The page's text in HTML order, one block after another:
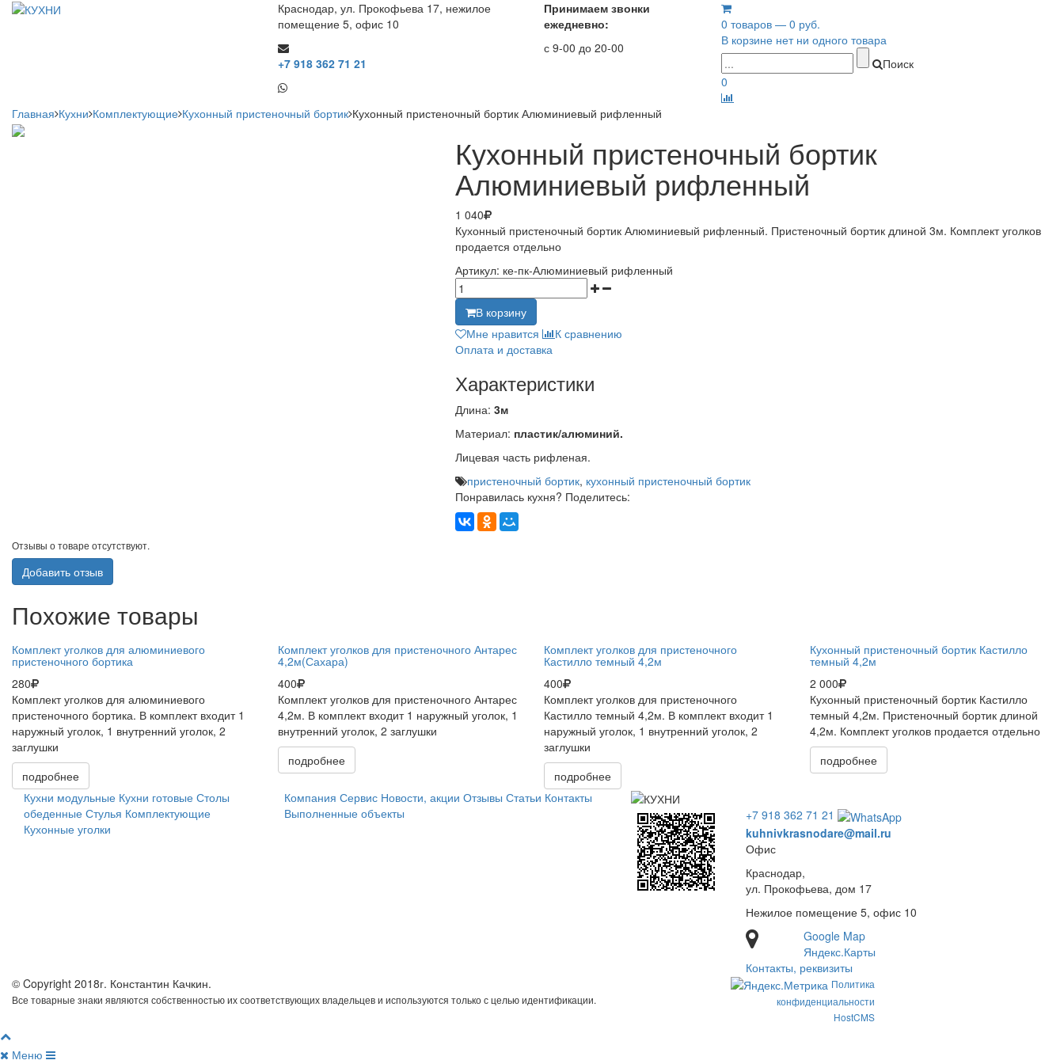
Краснодар, ул. Прокофьева 17, нежилое
помещение 5, офис 10
+7 918 362 71 21
Принимаем звонки
ежедневно:
с 9-00 до 20-00
0 товаров — 0 руб.
В корзине нет ни одного товара
Поиск
0
Главная Кухни Комплектующие Кухонный пристеночный бортик Кухонный пристеночный бортик Алюминиевый рифленный
Кухонный пристеночный бортик
Алюминиевый рифленный
1 040
Кухонный пристеночный бортик Алюминиевый рифленный. Пристеночный бортик длиной 3м. Комплект уголков
продается отдельно
Артикул: ке-пк-Алюминиевый рифленный
В корзину
Мне нравится
К сравнению
Оплата и доставка
Характеристики
Длина: 3м
Материал: пластик/алюминий.
Лицевая часть рифленая.
пристеночный бортик, кухонный пристеночный бортик
Понравилась кухня? Поделитесь:
Отзывы о товаре отсутствуют.
Добавить отзыв
Похожие товары
Комплект уголков для алюминиевого
пристеночного бортика
280
Комплект уголков для алюминиевого
пристеночного бортика. В комплект входит 1
наружный уголок, 1 внутренний уголок, 2
заглушки
подробнее
Комплект уголков для пристеночного Антарес
4,2м(Сахара)
400
Комплект уголков для пристеночного Антарес
4,2м. В комплект входит 1 наружный уголок, 1
внутренний уголок, 2 заглушки
подробнее
Комплект уголков для пристеночного
Кастилло темный 4,2м
400
Комплект уголков для пристеночного
Кастилло темный 4,2м. В комплект входит 1
наружный уголок, 1 внутренний уголок, 2
заглушки
подробнее
Кухонный пристеночный бортик Кастилло
темный 4,2м
2 000
Кухонный пристеночный бортик Кастилло
темный 4,2м. Пристеночный бортик длиной
4,2м. Комплект уголков продается отдельно
подробнее
Кухни модульные Кухни готовые Столы
обеденные Стулья Комплектующие
Кухонные уголки
Компания Сервис Новости, акции Отзывы Статьи Контакты
Выполненные объекты
+7 918 362 71 21
kuhnivkrasnodare@mail.ru
Офис
Краснодар,
ул. Прокофьева, дом 17
Нежилое помещение 5, офис 10
Google Map
Яндекс.Карты
Контакты, реквизиты
© Copyright 2018г. Константин Качкин.
Все товарные знаки являются собственностью их соответствующих владельцев и используются только с целью идентификации.
Политика
конфиденциальности
HostCMS
Меню